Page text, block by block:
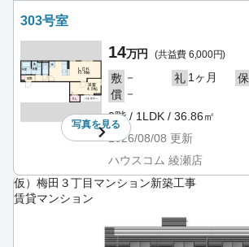
303号室
写真を見る
14万円 (共益費 6,000円)
敷 － 礼 1ヶ月 保
償 －
3階 / 1LDK / 36.86㎡
2026/08/08 更新
ハウスコム 綾瀬店
仮）梅田３丁目マンション新築工事
賃貸マンション